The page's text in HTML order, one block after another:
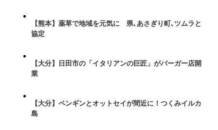
【熊本】薬草で地域を元気に 県､あさぎり町､ツムラと
協定
【大分】日田市の「イタリアンの巨匠」がバーガー店開
業
【大分】ペンギンとオットセイが間近に！つくみイルカ
島